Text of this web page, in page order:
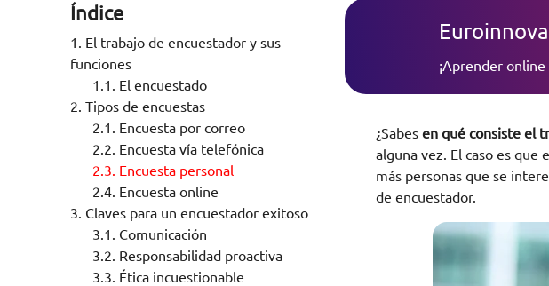
Índice
1. El trabajo de encuestador y sus
funciones
1.1. El encuestado
2. Tipos de encuestas
2.1. Encuesta por correo
2.2. Encuesta vía telefónica
2.3. Encuesta personal
2.4. Encuesta online
3. Claves para un encuestador exitoso
3.1. Comunicación
3.2. Responsabilidad proactiva
3.3. Ética incuestionable
¡Aprender
¿Sabes en qué consiste el
alguna vez. El caso es que
más personas que se
de encuestador.